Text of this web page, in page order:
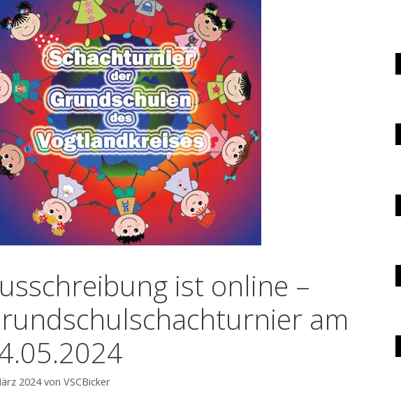
ist online –
am
2024 von VSCBicker